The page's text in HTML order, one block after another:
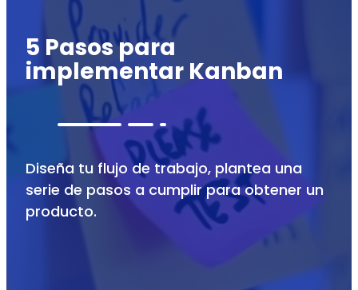
5 Pasos para
implementar Kanban
Diseña tu flujo de trabajo, plantea una
serie de pasos a cumplir para obtener un
producto.